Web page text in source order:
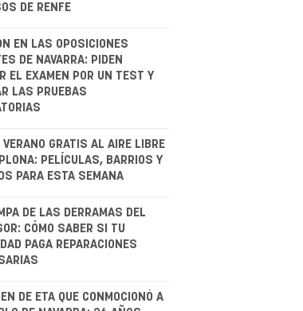
DE RENFE
EN LAS OPOSICIONES
DE NAVARRA: PIDEN
EL EXAMEN POR UN TEST Y
LAS PRUEBAS
VERANO GRATIS AL AIRE LIBRE
PELÍCULAS, BARRIOS Y
PARA ESTA SEMANA
DE LAS DERRAMAS DEL
CÓMO SABER SI TU
PAGA REPARACIONES
DE ETA QUE CONMOCIONÓ A